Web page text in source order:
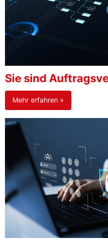
Sie sind
Mehr erfahren »